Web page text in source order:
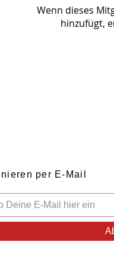
Wenn dieses
hinzufügt,
per E-Mail